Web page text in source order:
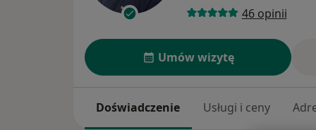
46 opinii
Umów wizytę
Doświadczenie Usługi i ceny